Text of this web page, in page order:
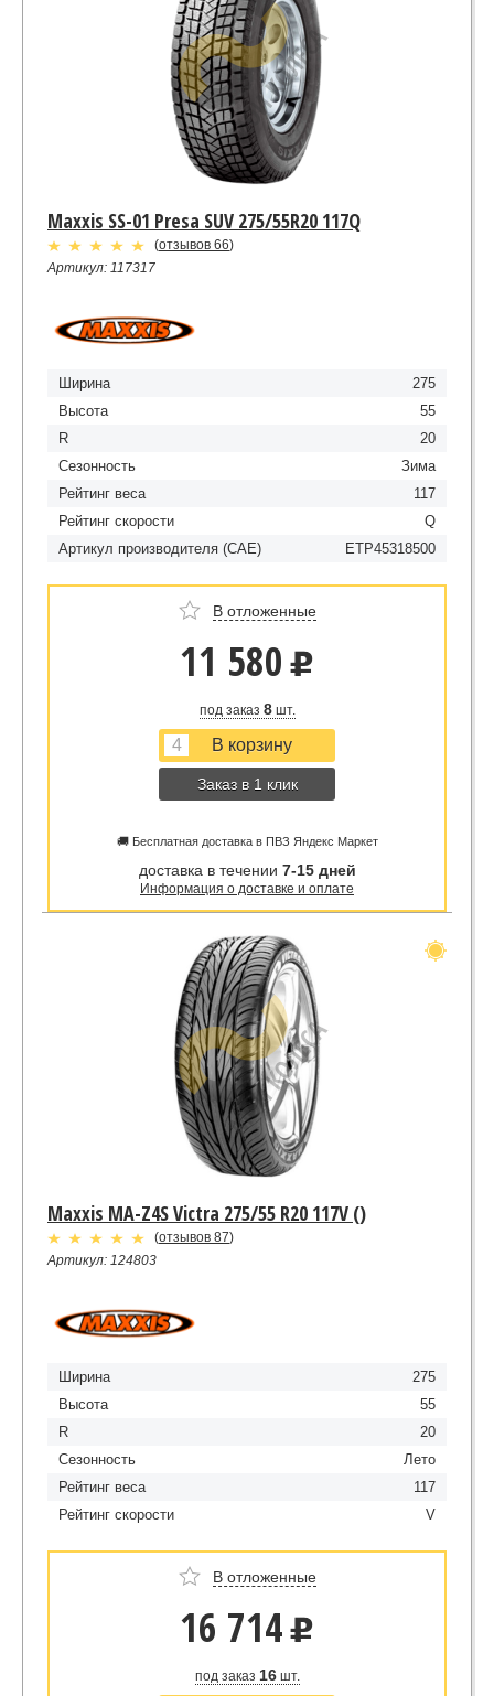
Maxxis SS-01 Presa SUV 275/55R20 117Q
(отзывов 66)
Артикул: 117317
Ширина
275
Высота
55
R
20
Сезонность
Зима
Рейтинг веса
117
Рейтинг скорости
Q
Артикул производителя (CAE)
ETP45318500
В отложенные
11 580 u
под заказ 8шт.
Заказ в 1 клик
🚚 Бесплатная доставка в ПВЗ Яндекс Маркет
доставка в течении 7-15 дней
Информация о доставке и оплате
Maxxis MA-Z4S Victra 275/55 R20 117V ()
(отзывов 87)
Артикул: 124803
Ширина
275
Высота
55
R
20
Сезонность
Лето
Рейтинг веса
117
Рейтинг скорости
V
В отложенные
16 714 u
под заказ 16шт.